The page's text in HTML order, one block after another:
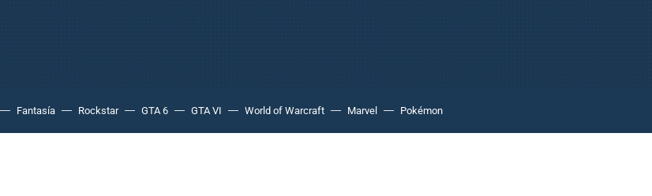
Fantasía Rockstar GTA 6 GTA VI World of Warcraft Marvel Pokémon